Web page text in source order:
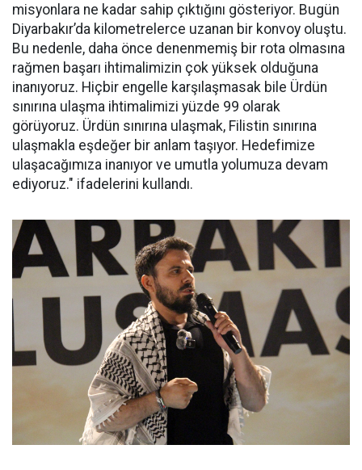
misyonlara ne kadar sahip çıktığını gösteriyor. Bugün
Diyarbakır’da kilometrelerce uzanan bir konvoy oluştu.
Bu nedenle, daha önce denenmemiş bir rota olmasına
rağmen başarı ihtimalimizin çok yüksek olduğuna
inanıyoruz. Hiçbir engelle karşılaşmasak bile Ürdün
sınırına ulaşma ihtimalimizi yüzde 99 olarak
görüyoruz. Ürdün sınırına ulaşmak, Filistin sınırına
ulaşmakla eşdeğer bir anlam taşıyor. Hedefimize
ulaşacağımıza inanıyor ve umutla yolumuza devam
ediyoruz." ifadelerini kullandı.